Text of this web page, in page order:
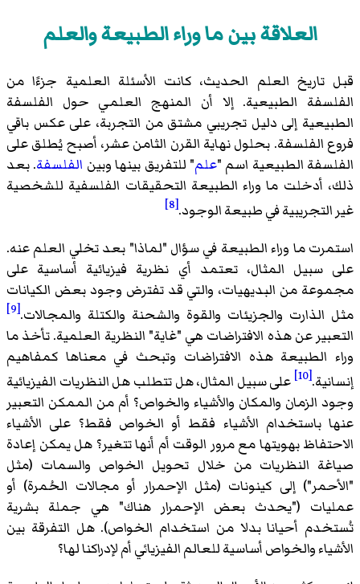
العلاقة بين ما وراء الطبيعة والعلم
قبل تاريخ العلم الحديث، كانت الأسئلة العلمية جزءًا من
الفلسفة الطبيعية. إلا أن المنهج العلمي حول الفلسفة
الطبيعية إلى دليل تجريبي مشتق من التجربة، على عكس باقي
فروع الفلسفة. بحلول نهاية القرن الثامن عشر، أصبح يُطلق على
الفلسفة الطبيعية اسم "علم" للتفريق بينها وبين الفلسفة. بعد
ذلك، أدخلت ما وراء الطبيعة التحقيقات الفلسفية للشخصية
غير التجريبية في طبيعة الوجود.[8]
استمرت ما وراء الطبيعة في سؤال "لماذا" بعد تخلي العلم عنه.
على سبيل المثال، تعتمد أي نظرية فيزيائية أساسية على
مجموعة من البديهيات، والتي قد تفترض وجود بعض الكيانات
مثل الذارت والجزيئات والقوة والشحنة والكتلة والمجالات.[9]
التعبير عن هذه الافتراضات هي "غاية" النظرية العلمية. تأخذ ما
وراء الطبيعة هذه الافتراضات وتبحث في معناها كمفاهيم
إنسانية.[10]
على سبيل المثال، هل تتطلب هل النظريات الفيزيائية
وجود الزمان والمكان والأشياء والخواص؟ أم من الممكن التعبير
عنها باستخدام الأشياء فقط أو الخواص فقط؟ على الأشياء
الاحتفاظ بهويتها مع مرور الوقت أم أنها تتغير؟ هل يمكن إعادة
صياغة النظريات من خلال تحويل الخواص والسمات (مثل
"الأحمر") إلى كينونات (مثل الإحمرار أو مجالات الحُمرة) أو
عمليات ("يحدث بعض الإحمرار هناك" هي جملة بشرية
تُستخدم أحيانا بدلا من استخدام الخواص). هل التفرقة بين
الأشياء والخواص أساسية للعالم الفيزيائي أم لإدراكنا لها؟